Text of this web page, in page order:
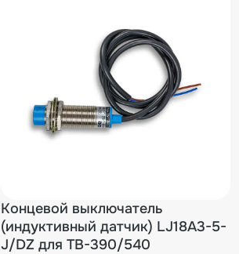
Концевой выключатель
(индуктивный датчик) LJ18A3-5-
J/DZ для TB-390/540